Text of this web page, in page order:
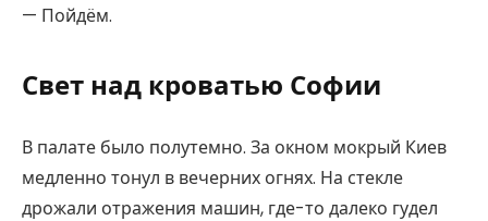
— Пойдём.
Свет над кроватью Софии
В палате было полутемно. За окном мокрый Киев
медленно тонул в вечерних огнях. На стекле
дрожали отражения машин, где-то далеко гудел